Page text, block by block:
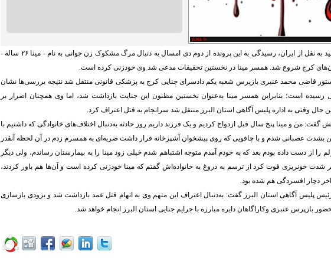
به گزارش ایران سپید به نقل از ایران، رسیدگی به این پرونده از دوم دی امسال به دنبال مرگ مشکوک زن جوانی به نام - مینا ۲۶ ساله -
کرج شروع شد. همسر مینا در نخستین تحقیقات مدعی شد وی خودزنی کرده است.
قاضی محمد عنبری بازپرس شعبه یکم دادسرای جنایی کرج به پزشکی قانونی منتقل شد نتیجه بررسی‌ها نشان
رسیده است؛ بنابراین همسر مینا به‌عنوان نخستین مظنون این جنایت بازداشت شد، اما وی همچنان اصرار بر
حال وقتی به اداره پلیس آگاهی استان البرز منتقل شد سرانجام به قتل اعتراف کرد.
گفت: من و مینا پنج سال قبل ازدواج کردیم و یک فرزند داریم روز حادثه به‌دنبال اختلاف‌های خانوادگی که داشتیم با
بشدت عصبانی شدم و با چاقویی که روی پیشخوان آشپزخانه قرار داشت ضربه‌ای به همسرم زدم در آن لحظه آنقدر
را از دست داده بودم بعد که به خودم آمدم متوجه اشتباهم شدم خیلی زود مینا را به بیمارستان رساندم، ولی دیگر
شدت خونریزی فوت کرد از ترسم به دروغ به خانواده‌اش گفتم که مینا خودزنی کرده است و آن‌ها هم باور کردند،
دچار افسردگی هم شده بود.
پلیس آگاهی استان البرز گفت: به‌دنبال اعتراف این متهم وی به اتهام قتل عمد بازداشت شد و بزودی بازسازی
بازپرس عنبری وکاراگاهان دایره مبارزه با جرایم جنایی استان البرز انجام خواهد شد.